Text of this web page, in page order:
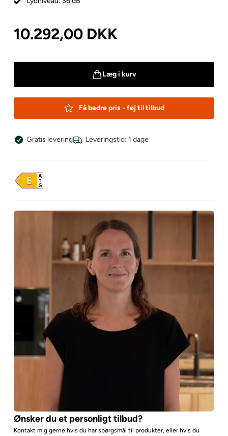
10.292,00 DKK
Læg i kurv
Få bedre pris - føj til tilbud
Gratis levering Leveringstid: 1 dage
Ønsker du et personligt tilbud?
Kontakt mig gerne hvis du har spørgsmål til produkter, eller hvis du